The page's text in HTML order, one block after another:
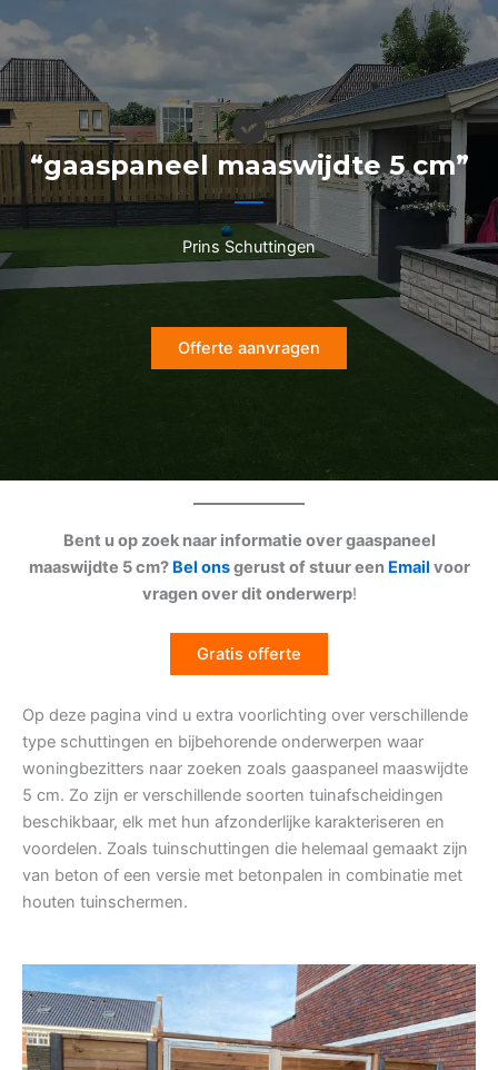
naar
de
inhoud
“gaaspaneel maaswijdte 5 cm”
Prins Schuttingen
Offerte aanvragen
Bent u op zoek naar informatie over gaaspaneel
maaswijdte 5 cm? Bel onsgerust of stuur een Email voor
vragen over dit onderwerp!
Gratis offerte
Op deze pagina vind u extra voorlichting over verschillende
type schuttingen en bijbehorende onderwerpen waar
woningbezitters naar zoeken zoals gaaspaneel maaswijdte
5 cm. Zo zijn er verschillende soorten tuinafscheidingen
beschikbaar, elk met hun afzonderlijke karakteriseren en
voordelen. Zoals tuinschuttingen die helemaal gemaakt zijn
van beton of een versie met betonpalen in combinatie met
houten tuinschermen.